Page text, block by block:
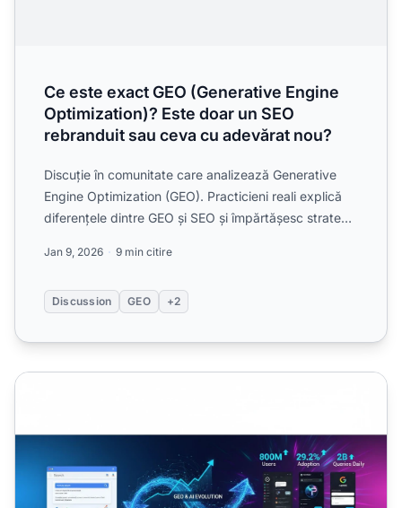
Ce este exact GEO (Generative Engine
Optimization)? Este doar un SEO
rebranduit sau ceva cu adevărat nou?
Discuție în comunitate care analizează Generative
Engine Optimization (GEO). Practicieni reali explică
diferențele dintre GEO și SEO și împărtășesc strategii
Jan 9, 2026 9 min citire
Discussion GEO +2
Este GEO doar SEO rebranduit? Adevărul despre